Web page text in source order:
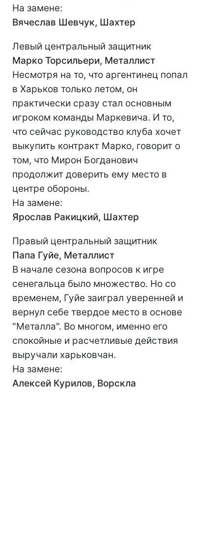
На замене:
Вячеслав Шевчук, Шахтер
Левый центральный защитник
Марко Торсильери, Металлист
Несмотря на то, что аргентинец попал
в Харьков только летом, он
практически сразу стал основным
игроком команды Маркевича. И то,
что сейчас руководство клуба хочет
выкупить контракт Марко, говорит о
том, что Мирон Богданович
продолжит доверить ему место в
центре обороны.
На замене:
Ярослав Ракицкий, Шахтер
Правый центральный защитник
Папа Гуйе, Металлист
В начале сезона вопросов к игре
сенегальца было множество. Но со
временем, Гуйе заиграл уверенней и
вернул себе твердое место в основе
"Металла". Во многом, именно его
спокойные и расчетливые действия
выручали харьковчан.
На замене:
Алексей Курилов, Ворскла